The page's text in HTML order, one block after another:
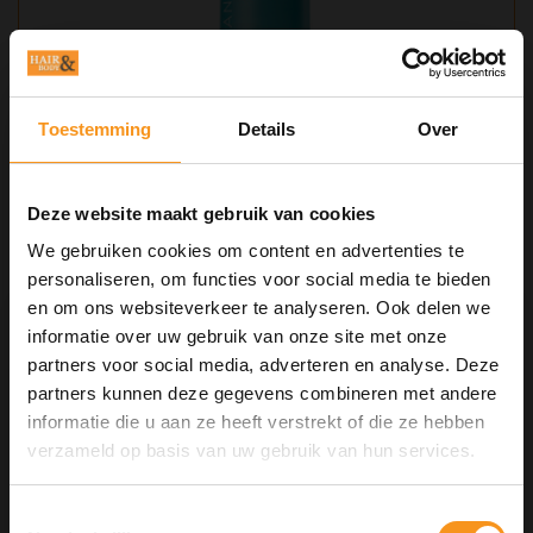
Toestemming Details Over
Deze website maakt gebruik van cookies
We gebruiken cookies om content en advertenties te
personaliseren, om functies voor social media te bieden
en om ons websiteverkeer te analyseren. Ook delen we
informatie over uw gebruik van onze site met onze
partners voor social media, adverteren en analyse. Deze
partners kunnen deze gegevens combineren met andere
informatie die u aan ze heeft verstrekt of die ze hebben
verzameld op basis van uw gebruik van hun services.
MOROCCANOIL DRY SHAMPOO DARK
TONES 65ML
€15,00
BEKIJKEN
10% Summer Time Korting
Geniet van de zomer met10% Summer TIme Kortingop